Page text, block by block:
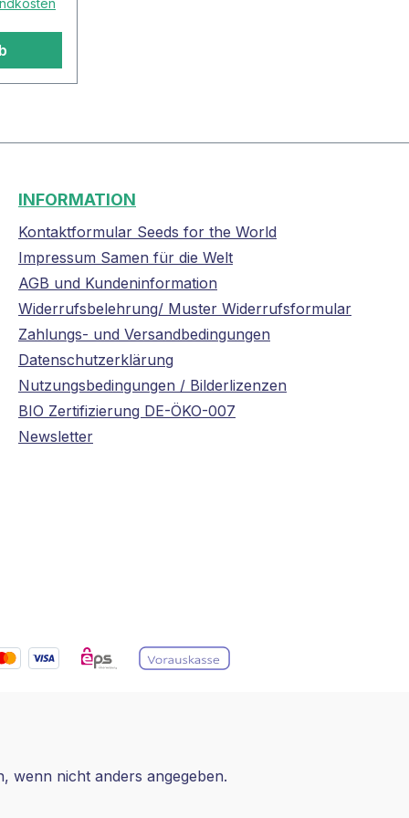
INFORMATION
Kontaktformular Seeds for the World
Impressum Samen für die Welt
AGB und Kundeninformation
Widerrufsbelehrung/ Muster Widerrufsformular
Zahlungs- und Versandbedingungen
Datenschutzerklärung
Nutzungsbedingungen / Bilderlizenzen
BIO Zertifizierung DE-ÖKO-007
Newsletter
wenn nicht anders angegeben.